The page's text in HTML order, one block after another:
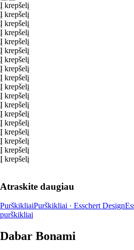
Į krepšelį
Į krepšelį
Į krepšelį
Į krepšelį
Į krepšelį
Į krepšelį
Į krepšelį
Į krepšelį
Į krepšelį
Į krepšelį
Į krepšelį
Į krepšelį
Į krepšelį
Į krepšelį
Į krepšelį
Į krepšelį
Į krepšelį
Į krepšelį
Atraskite daugiau
PurškikliaiPurškikliai · Esschert Design
purškikliai
Dabar Bonami